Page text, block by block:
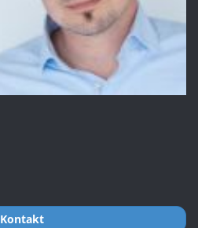
Kontakt